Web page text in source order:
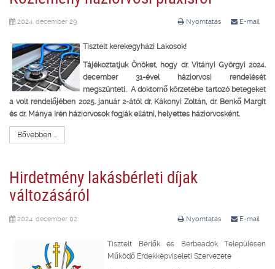
Nyomtatás E-mail
2024. december 29.
Tisztelt kerekegyházi Lakosok!
Tájékoztatjuk Önöket, hogy dr. Vitányi Györgyi 2024.
december 31-ével háziorvosi rendelését
megszünteti. A doktornő körzetébe tartozó betegeket
a volt rendelőjében 2025. január 2-ától dr. Kákonyi Zoltán, dr. Benkő Margit
és dr. Mánya Irén háziorvosok fogják ellátni, helyettes háziorvosként.
Bővebben ...
Hirdetmény lakásbérleti díjak
változásáról
Nyomtatás E-mail
2024. december 02.
Tisztelt Bérlők és Bérbeadók Településen
Működő Érdekképviseleti Szervezete